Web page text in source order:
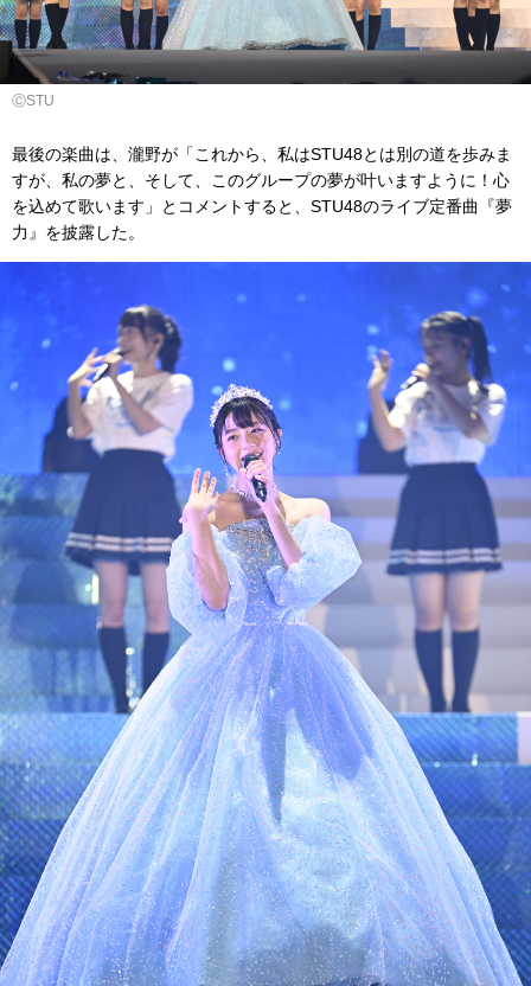
ⒸSTU
最後の楽曲は、瀧野が「これから、私はSTU48とは別の道を歩みま
すが、私の夢と、そして、このグループの夢が叶いますように！心
を込めて歌います」とコメントすると、STU48のライブ定番曲『夢
力』を披露した。